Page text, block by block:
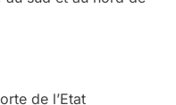
de l’Etat